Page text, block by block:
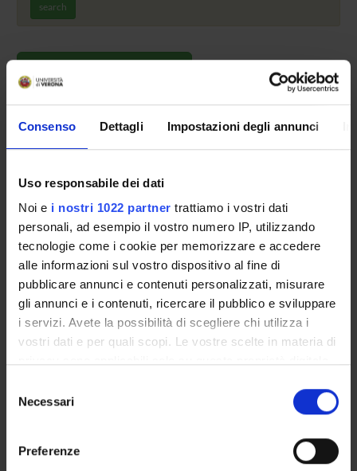
Consenso Dettagli Impostazioni degli annunci
Uso responsabile dei dati
Noi e i nostri 1022 partner trattiamo i vostri dati
personali, ad esempio il vostro numero IP, utilizzando
tecnologie come i cookie per memorizzare e accedere
alle informazioni sul vostro dispositivo al fine di
pubblicare annunci e contenuti personalizzati, misurare
gli annunci e i contenuti, ricercare il pubblico e sviluppare
i servizi. Avete la possibilità di scegliere chi utilizza i
vostri dati e per quali scopi. Le vostre scelte in materia di
modificare o revocare il proprio consenso in qualsiasi
momento dalla Dichiarazione sui cookie o facendo clic
delNecessari
Preferenze
search
Overview
Courses
Academic Calendar
Lesson timetable
Degree Programme
Exam calendar
Notices
Faculty staff
PHD PROGRAMMES AND POSTGRADUATE